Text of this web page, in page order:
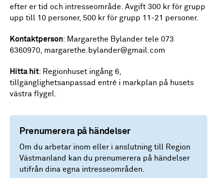
efter er tid och intresseområde. Avgift 300 kr för grupp
upp till 10 personer, 500 kr för grupp 11-21 personer.
Kontaktperson: Margarethe Bylander tele 073
6360970, margarethe.bylander@gmail.com
Hitta hit: Regionhuset ingång 6,
tillgänglighetsanpassad entré i markplan på husets
västra flygel.
Prenumerera på händelser
Om du arbetar inom eller i anslutning till Region
Västmanland kan du prenumerera på händelser
utifrån dina egna intresseområden.